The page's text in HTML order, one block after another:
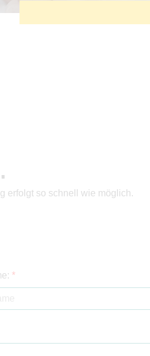
erfolgt so schnell wie möglich.
*